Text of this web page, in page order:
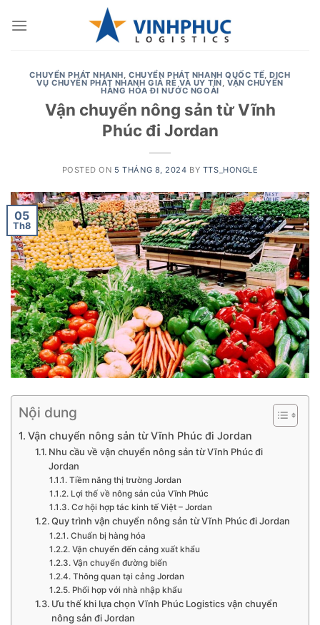
CHUYỂN PHÁT NHANH,CHUYỂN PHÁT NHANH QUỐC TẾ,DỊCH
VỤ CHUYỂN PHÁT NHANH GIÁ RẺ VÀ UY TÍN,VẬN CHUYỂN
HÀNG HÓA ĐI NƯỚC NGOÀI
Vận chuyển nông sản từ Vĩnh
Phúc đi Jordan
POSTED ON 5 THÁNG 8, 2024 BY TTS_HONGLE
05
Th8
Nội dung
Vận chuyển nông sản từ Vĩnh Phúc đi Jordan
Nhu cầu về vận chuyển nông sản từ Vĩnh Phúc đi
Jordan
Tiềm năng thị trường Jordan
Lợi thế về nông sản của Vĩnh Phúc
Cơ hội hợp tác kinh tế Việt – Jordan
Quy trình vận chuyển nông sản từ Vĩnh Phúc đi Jordan
Chuẩn bị hàng hóa
Vận chuyển đến cảng xuất khẩu
Vận chuyển đường biển
Thông quan tại cảng Jordan
Phối hợp với nhà nhập khẩu
Ưu thế khi lựa chọn Vĩnh Phúc Logistics vận chuyển
nông sản đi Jordan